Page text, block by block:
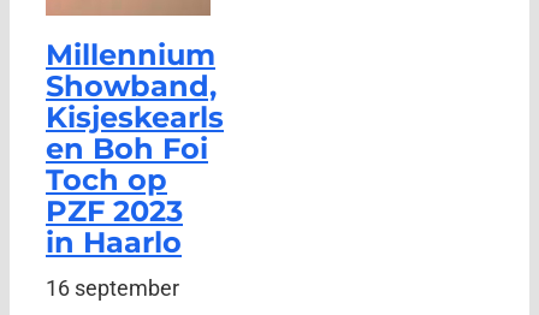
Millennium
Showband,
Kisjeskearls
en Boh Foi
Toch op
PZF 2023
in Haarlo
16 september